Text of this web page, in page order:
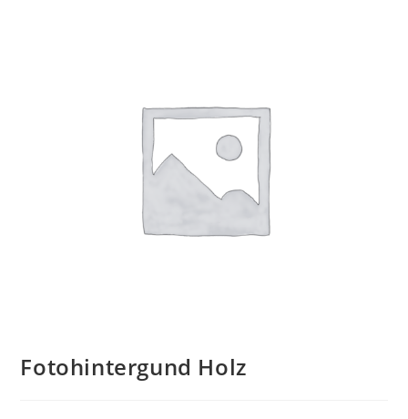
Fotohintergund Holz